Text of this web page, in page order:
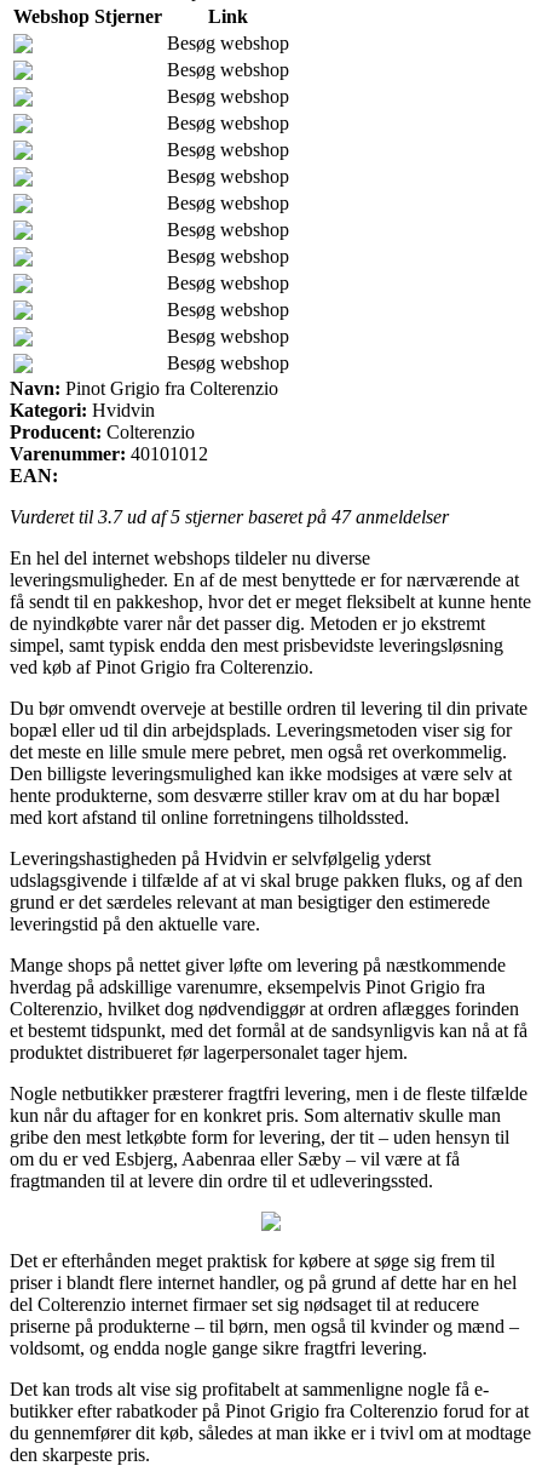
Webshop Stjerner
Link
Besøg webshop
Besøg webshop
Besøg webshop
Besøg webshop
Besøg webshop
Besøg webshop
Besøg webshop
Besøg webshop
Besøg webshop
Besøg webshop
Besøg webshop
Besøg webshop
Besøg webshop
Navn: Pinot Grigio fra Colterenzio
Kategori: Hvidvin
Producent: Colterenzio
Varenummer: 40101012
EAN:
Vurderet til 3.7ud af 5 stjerner baseret på 47anmeldelser
En hel del internet webshops tildeler nu diverse
leveringsmuligheder. En af de mest benyttede er for nærværende at
få sendt til en pakkeshop, hvor det er meget fleksibelt at kunne hente
de nyindkøbte varer når det passer dig. Metoden er jo ekstremt
simpel, samt typisk endda den mest prisbevidste leveringsløsning
ved køb af Pinot Grigio fra Colterenzio.
Du bør omvendt overveje at bestille ordren til levering til din private
bopæl eller ud til din arbejdsplads. Leveringsmetoden viser sig for
det meste en lille smule mere pebret, men også ret overkommelig.
Den billigste leveringsmulighed kan ikke modsiges at være selv at
hente produkterne, som desværre stiller krav om at du har bopæl
med kort afstand til online forretningens tilholdssted.
Leveringshastigheden på Hvidvin er selvfølgelig yderst
udslagsgivende i tilfælde af at vi skal bruge pakken fluks, og af den
grund er det særdeles relevant at man besigtiger den estimerede
leveringstid på den aktuelle vare.
Mange shops på nettet giver løfte om levering på næstkommende
hverdag på adskillige varenumre, eksempelvis Pinot Grigio fra
Colterenzio, hvilket dog nødvendiggør at ordren aflægges forinden
et bestemt tidspunkt, med det formål at de sandsynligvis kan nå at få
produktet distribueret før lagerpersonalet tager hjem.
Nogle netbutikker præsterer fragtfri levering, men i de fleste tilfælde
kun når du aftager for en konkret pris. Som alternativ skulle man
gribe den mest letkøbte form for levering, der tit – uden hensyn til
om du er ved Esbjerg, Aabenraa eller Sæby – vil være at få
fragtmanden til at levere din ordre til et udleveringssted.
Det er efterhånden meget praktisk for købere at søge sig frem til
priser i blandt flere internet handler, og på grund af dette har en hel
del Colterenzio internet firmaer set sig nødsaget til at reducere
priserne på produkterne – til børn, men også til kvinder og mænd –
voldsomt, og endda nogle gange sikre fragtfri levering.
Det kan trods alt vise sig profitabelt at sammenligne nogle få e-
butikker efter rabatkoder på Pinot Grigio fra Colterenzio forud for at
du gennemfører dit køb, således at man ikke er i tvivl om at modtage
den skarpeste pris.